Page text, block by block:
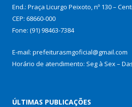
End.: Praça Licurgo Peixoto, nº 130 –
CEP: 68660-000
Fone: (91) 98463-7384
E-mail: prefeiturasmgoficial@gmail.com
Horário de atendimento: Seg à Sex –
ÚLTIMAS PUBLICAÇÕES